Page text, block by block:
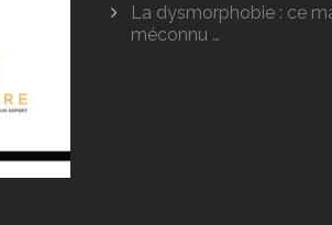
La dysmorphobie : ce
méconnu …